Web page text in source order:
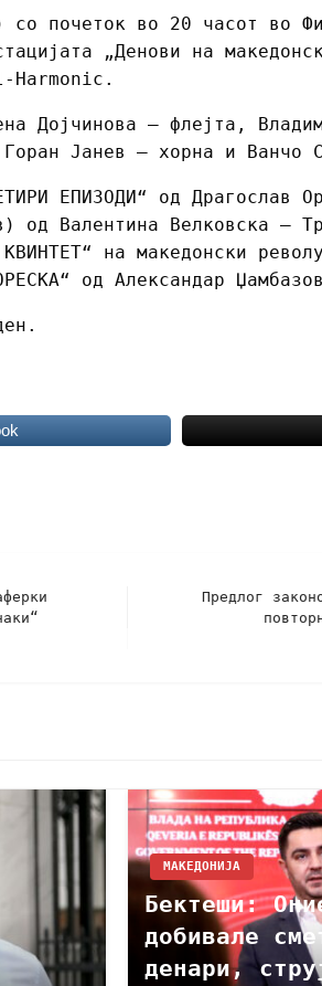
со почеток во 20 часот во
„Денови на
Harmonic.
Дојчинова – флејта,
Јанев – хорна и Ванчо
ЕПИЗОДИ“ од Драгослав
од Валентина Велковска –
на македонски
од Александар
Предлог
МАКЕДОНИЈА
Бектеши:
добивале
денари,